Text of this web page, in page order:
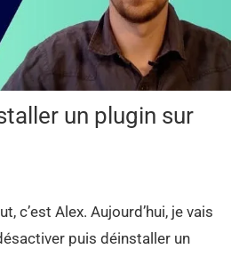
un plugin sur
c’est Alex. Aujourd’hui, je vais
puis déinstaller un